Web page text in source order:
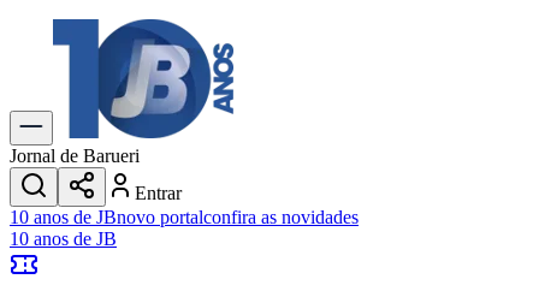
Explore Tudo
Últimas Notícias
Previsão do Tempo
Trânsito e Rotas
Dia a Dia & Lazer
Transportes
Gastronomia
Cinema & Shows
JogosNovo
Jornal de Barueri
Entrar
10 anos de JBnovo portalconfira as novidades
10 anos de JB